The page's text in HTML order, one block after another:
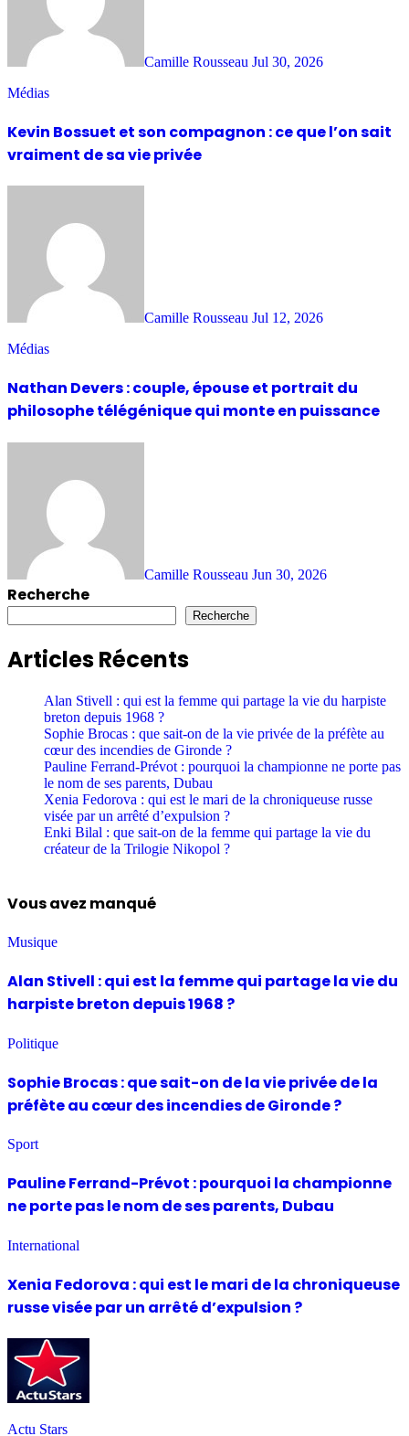
Camille Rousseau Jul 30, 2026
Médias
Kevin Bossuet et son compagnon : ce que l’on sait
vraiment de sa vie privée
Camille Rousseau Jul 12, 2026
Médias
Nathan Devers : couple, épouse et portrait du
philosophe télégénique qui monte en puissance
Camille Rousseau Jun 30, 2026
Recherche
Recherche
Articles Récents
Alan Stivell : qui est la femme qui partage la vie du harpiste
breton depuis 1968 ?
Sophie Brocas : que sait-on de la vie privée de la préfète au
cœur des incendies de Gironde ?
Pauline Ferrand-Prévot : pourquoi la championne ne porte pas
le nom de ses parents, Dubau
Xenia Fedorova : qui est le mari de la chroniqueuse russe
visée par un arrêté d’expulsion ?
Enki Bilal : que sait-on de la femme qui partage la vie du
créateur de la Trilogie Nikopol ?
Vous avez manqué
Musique
Alan Stivell : qui est la femme qui partage la vie du
harpiste breton depuis 1968 ?
Politique
Sophie Brocas : que sait-on de la vie privée de la
préfète au cœur des incendies de Gironde ?
Sport
Pauline Ferrand-Prévot : pourquoi la championne
ne porte pas le nom de ses parents, Dubau
International
Xenia Fedorova : qui est le mari de la chroniqueuse
russe visée par un arrêté d’expulsion ?
Actu Stars